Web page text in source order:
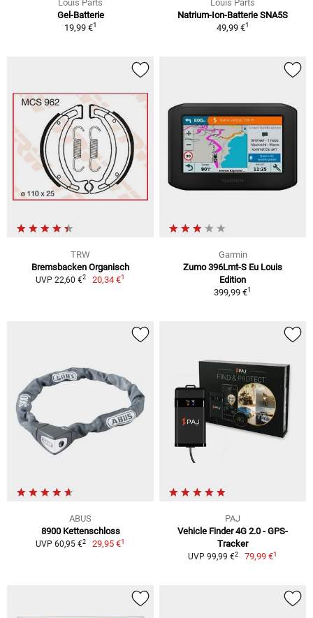
Louis Parts
Gel-Batterie
19,99 €1
Louis Parts
Natrium-Ion-Batterie SNA5S
49,99 €1
TRW
Bremsbacken Organisch
UVP 22,60 €2 20,34 €1
Garmin
Zumo 396Lmt-S Eu Louis
Edition
399,99 €1
ABUS
8900 Kettenschloss
UVP 60,95 €2 29,95 €1
PAJ
Vehicle Finder 4G 2.0 - GPS-
Tracker
UVP 99,99 €2 79,99 €1